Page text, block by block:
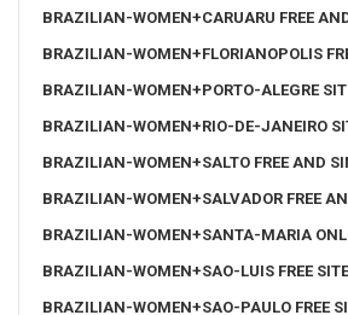
BRAZILIAN-WOMEN+CARUARU FREE
BRAZILIAN-WOMEN+FLORIANOPOLIS
BRAZILIAN-WOMEN+PORTO-ALEGRE
BRAZILIAN-WOMEN+RIO-DE-JANEIRO
BRAZILIAN-WOMEN+SALTO FREE AND
BRAZILIAN-WOMEN+SALVADOR FREE
BRAZILIAN-WOMEN+SANTA-MARIA
BRAZILIAN-WOMEN+SAO-LUIS FREE
BRAZILIAN-WOMEN+SAO-PAULO FREE